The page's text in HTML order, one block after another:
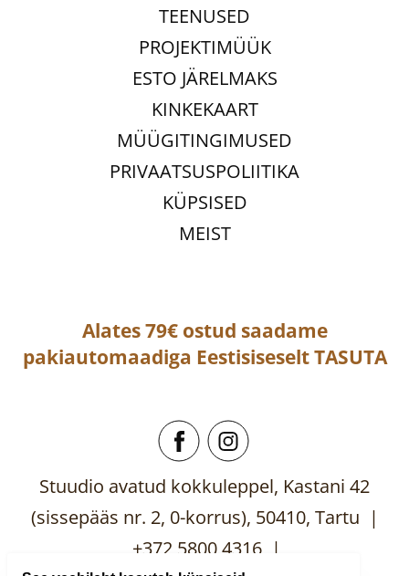
TEENUSED
PROJEKTIMÜÜK
ESTO JÄRELMAKS
KINKEKAART
MÜÜGITINGIMUSED
PRIVAATSUSPOLIITIKA
KÜPSISED
MEIST
Alates 79€ ostud saadame
pakiautomaadiga EestisiseseltTASUTA
Stuudio avatud kokkuleppel, Kastani 42
(sissepääs nr. 2, 0-korrus), 50410, Tartu |
+372 5800 4316 |